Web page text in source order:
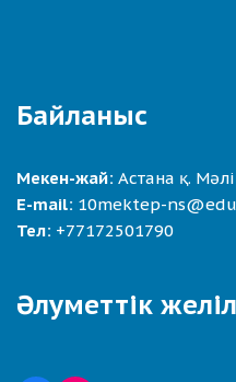
Байланыс
Мекен-жай: Астана қ.
E-mail: 10mektep-
Тел: +77172501790
Әлуметтік